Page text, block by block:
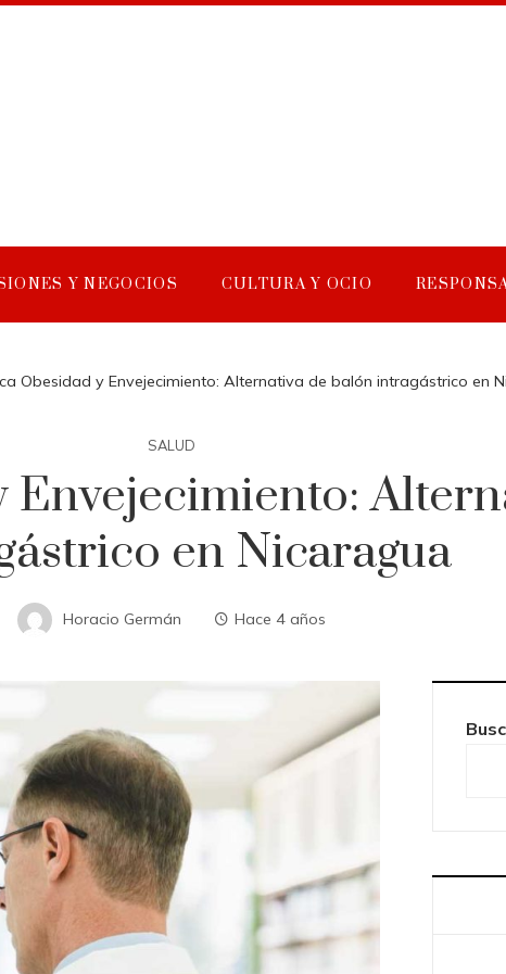
Y NEGOCIOS CULTURA Y OCIO
Obesidad y Envejecimiento: Alternativa de balón intragástrico en
SALUD
Envejecimiento:
en Nicaragua
Horacio Germán Hace 4 años